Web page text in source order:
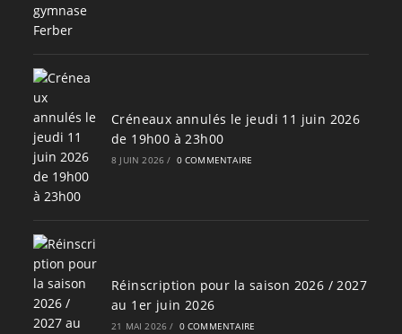
Créneaux annulés le jeudi 11 juin 2026
de 19h00 à 23h00
8 JUIN 2026 / 0 COMMENTAIRE
Réinscription pour la saison 2026 / 2027
au 1er juin 2026
21 MAI 2026 / 0 COMMENTAIRE